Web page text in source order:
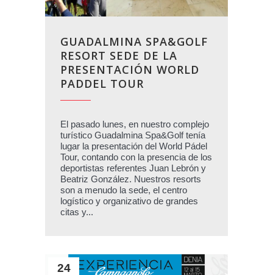
GUADALMINA SPA&GOLF
RESORT SEDE DE LA
PRESENTACIÓN WORLD
PADDEL TOUR
El pasado lunes, en nuestro complejo
turístico Guadalmina Spa&Golf tenía
lugar la presentación del World Pádel
Tour, contando con la presencia de los
deportistas referentes Juan Lebrón y
Beatriz González. Nuestros resorts
son a menudo la sede, el centro
logístico y organizativo de grandes
citas y...
24